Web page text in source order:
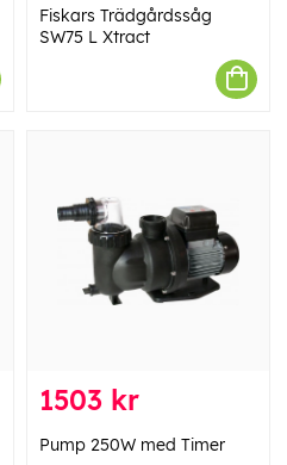
Fiskars Trädgårdssåg
SW75 L Xtract
1503 kr
Pump 250W med Timer